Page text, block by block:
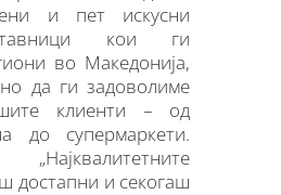
и пет искусни
кои ги
во Македонија,
да ги задоволиме
клиенти – од
до супермаркети.
достапни и секогаш